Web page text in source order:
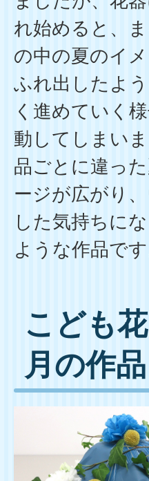
れ始めると、
の中の夏のイ
ふれ出したよ
く進めていく
動してしまい
品ごとに違っ
ージが広がり
した気持ちに
ような作品です
こども
月の作